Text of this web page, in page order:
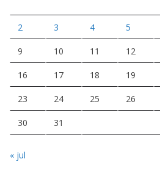
2 3 4 5
9 10 11 12
16 17 18 19
23 24 25 26
30 31
« jul